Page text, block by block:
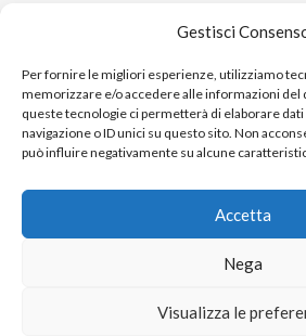
Gestisci
Per fornire le migliori esperienze, utilizziamo
memorizzare e/o accedere alle informazioni del
queste tecnologie ci permetterà di elaborare
navigazione o ID unici su questo sito. Non
può influire negativamente su alcune
Accetta
Nega
Visualizza le
Pubblicità
Sitemap
RUBRICHE
Notizie in Primo
Urban Video
Livorno FAQs
© 2024 UP di Poggianti Simona | Urban
iscritta al numero n. 09/2018 del Registro